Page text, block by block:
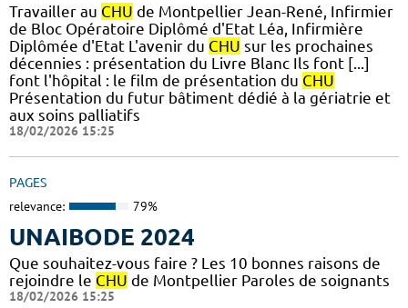
Travailler au CHU de Montpellier Jean-René, Infirmier
de Bloc Opératoire Diplômé d'Etat Léa, Infirmière
Diplômée d'Etat L'avenir du CHU sur les prochaines
décennies : présentation du Livre Blanc Ils font [...]
font l'hôpital : le film de présentation du CHU
Présentation du futur bâtiment dédié à la gériatrie et
aux soins palliatifs
18/02/2026 15:25
PAGES
relevance: 79%
UNAIBODE 2024
Que souhaitez-vous faire ? Les 10 bonnes raisons de
rejoindre le CHU de Montpellier Paroles de soignants
18/02/2026 15:25